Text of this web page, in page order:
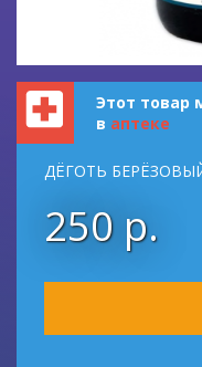
Этот товар
в аптеке
ДЁГОТЬ
250 р.